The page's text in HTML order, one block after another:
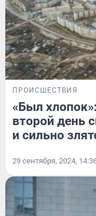
ПРОИСШЕСТВИЯ
«Был
второй день
и сильно
29 сентября, 2024,